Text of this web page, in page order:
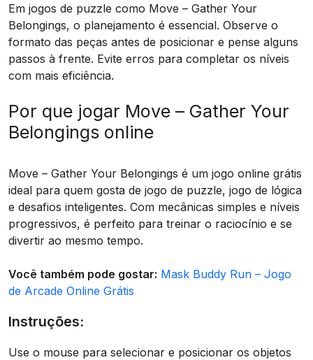
Em jogos de puzzle como Move – Gather Your
Belongings, o planejamento é essencial. Observe o
formato das peças antes de posicionar e pense alguns
passos à frente. Evite erros para completar os níveis
com mais eficiência.
Por que jogar Move – Gather Your
Belongings online
Move – Gather Your Belongings é um jogo online grátis
ideal para quem gosta de jogo de puzzle, jogo de lógica
e desafios inteligentes. Com mecânicas simples e níveis
progressivos, é perfeito para treinar o raciocínio e se
divertir ao mesmo tempo.
Você também pode gostar: Mask Buddy Run – Jogo
de Arcade Online Grátis
Instruções:
Use o mouse para selecionar e posicionar os objetos